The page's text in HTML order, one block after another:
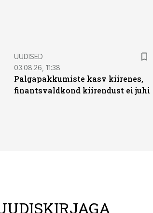
UUDISED
03.08.26, 11:38
Palgapakkumiste kasv kiirenes,
finantsvaldkond kiirendust ei juhi